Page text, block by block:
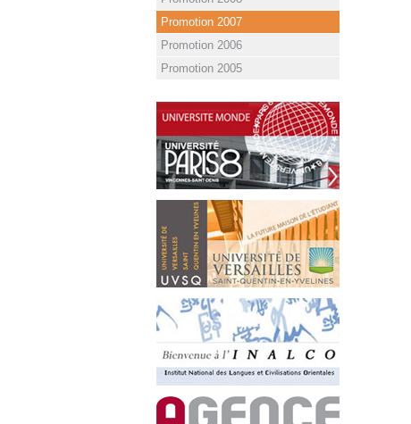
Promotion 2007
Promotion 2006
Promotion 2005